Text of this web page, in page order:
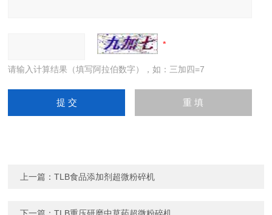
请输入计算结果（填写阿拉伯数字），如：三加四=7
上一篇：TLB食品添加剂超微粉碎机